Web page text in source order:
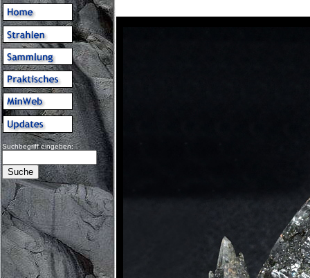
Suchbegriff eingeben: